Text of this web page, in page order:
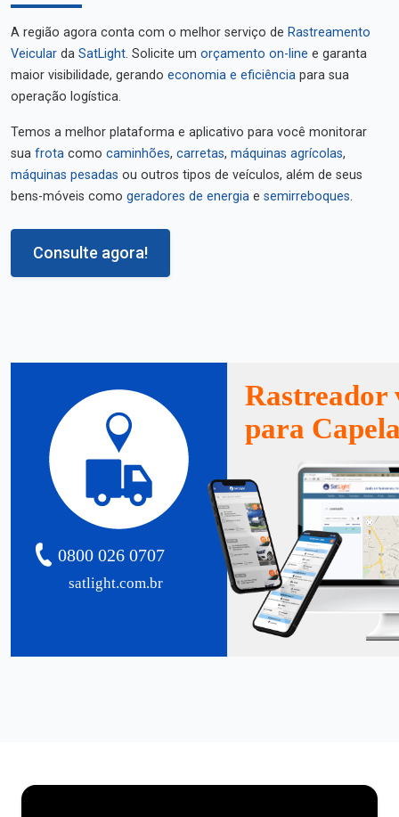
A região agora conta com o melhor serviço de Rastreamento
Veicular da SatLight. Solicite um orçamento on-line e garanta
maior visibilidade, gerando economia e eficiência para sua
operação logística.
Temos a melhor plataforma e aplicativo para você monitorar
sua frota como caminhões, carretas, máquinas agrícolas,
máquinas pesadas ou outros tipos de veículos, além de seus
bens-móveis como geradores de energia e semirreboques.
Consulte agora!
satlight.com.br
0800 026 0707
Rastreador
para